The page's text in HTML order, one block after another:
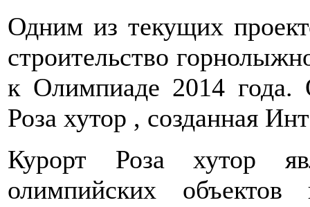
Одним из текущих
строительство
к Олимпиаде 2014 года.
Роза хутор , созданная
Курорт Роза хутор
олимпийских